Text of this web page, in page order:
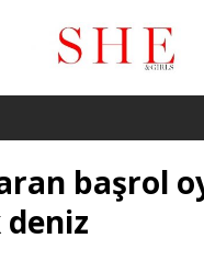
başrol